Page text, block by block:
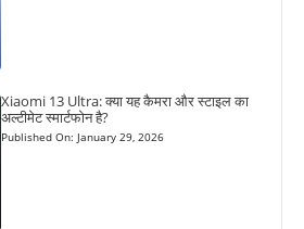
Xiaomi 13 Ultra: क्या यह कैमरा और स्टाइल का
अल्टीमेट स्मार्टफोन है?
Published On: January 29, 2026